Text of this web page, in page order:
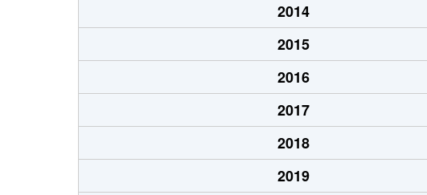
2014
2015
2016
2017
2018
2019